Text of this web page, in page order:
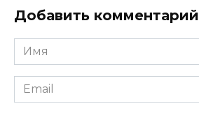
Добавить комментарий
Имя
*
Email
*